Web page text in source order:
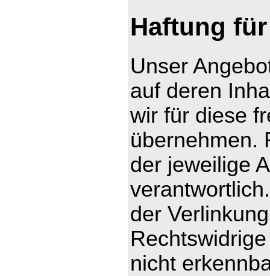
Haftung
Unser
auf deren
wir für diese
übernehmen.
der jeweilige
der
nicht